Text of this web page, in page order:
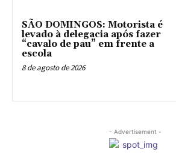
SÃO DOMINGOS: Motorista é
levado à delegacia após fazer
“cavalo de pau” em frente a
escola
8 de agosto de 2026
- Advertisement -